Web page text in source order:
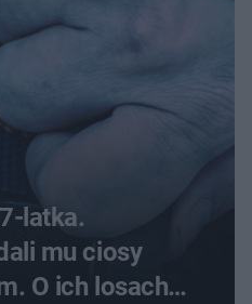
latka.
mu ciosy
O ich losach